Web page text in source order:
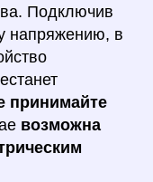
Подключив
напряжению, в
принимайте
возможна